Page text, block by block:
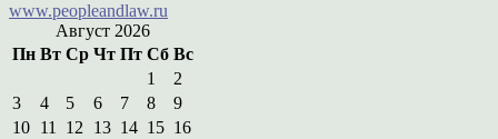
www.peopleandlaw.ru
Август 2026
Пн Вт Ср Чт Пт Сб Вс
1
2
3
4 5 6 7 8
9
10 11 12 13 14 15 16